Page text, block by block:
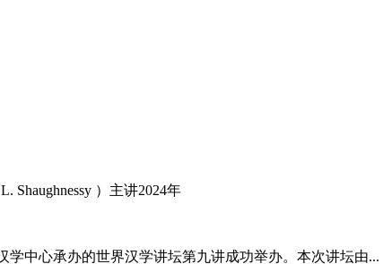
Shaughnessy ）主讲2024年
中心承办的世界汉学讲坛第九讲成功举办。本次讲坛由...